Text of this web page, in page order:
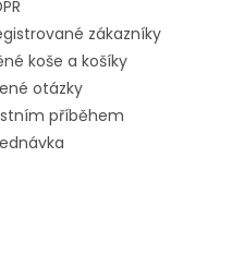
zákazníky
koše a košíky
otázky
příběhem